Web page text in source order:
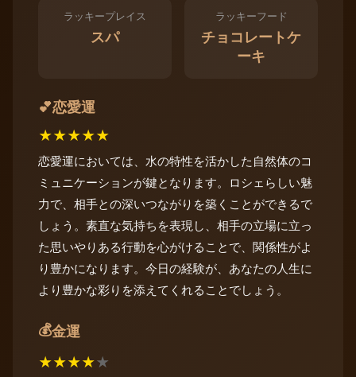
ラッキープレイス
スパ
ラッキーフード
チョコレートケ
ーキ
💕恋愛運
★★★★★
恋愛運においては、水の特性を活かした自然体のコ
ミュニケーションが鍵となります。ロシェらしい魅
力で、相手との深いつながりを築くことができるで
しょう。素直な気持ちを表現し、相手の立場に立っ
た思いやりある行動を心がけることで、関係性がよ
り豊かになります。今日の経験が、あなたの人生に
より豊かな彩りを添えてくれることでしょう。
💰金運
★★★★★